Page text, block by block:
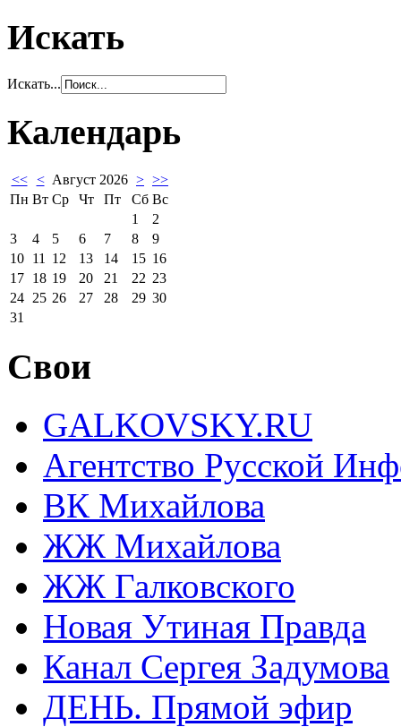
Искать
Искать...
Календарь
<< < Август 2026 > >>
Пн Вт Ср Чт Пт Сб Вс
1
2
3
4 5 6 7 8
9
10 11 12 13 14 15 16
17 18 19 20 21 22 23
24 25 26 27 28 29 30
31
Свои
GALKOVSKY.RU
Агентство Русской
ВК Михайлова
ЖЖ Михайлова
ЖЖ Галковского
Новая Утиная Правда
Канал Сергея Задумова
ДЕНЬ. Прямой эфир